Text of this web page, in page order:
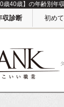
40歳】の年齢別年
収診断 初め